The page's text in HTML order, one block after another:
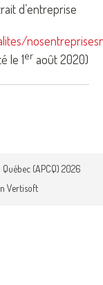
d’entreprise
le 1eraoût 2020)
(APCQ) 2026
Vertisoft